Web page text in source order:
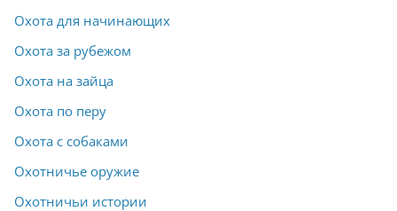
Охота для начинающих
Охота за рубежом
Охота на зайца
Охота по перу
Охота с собаками
Охотничье оружие
Охотничьи истории